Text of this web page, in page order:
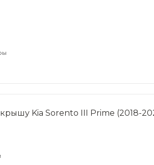
Kia Sorento III Prime (2018-